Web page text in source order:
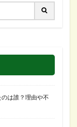
は誰？理由や不